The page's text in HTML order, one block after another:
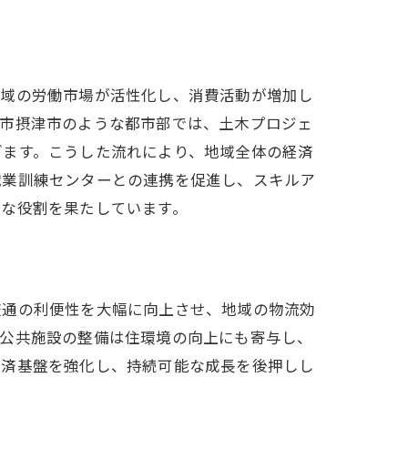
の労働市場が活性化し、消費活動が増加し
摂津市のような都市部では、土木プロジェ
す。こうした流れにより、地域全体の経済
訓練センターとの連携を促進し、スキルア
役割を果たしています。
の利便性を大幅に向上させ、地域の物流効
施設の整備は住環境の向上にも寄与し、
基盤を強化し、持続可能な成長を後押しし